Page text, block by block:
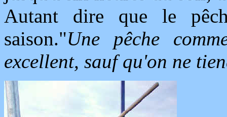
Autant dire que le
saison."Une pêche
excellent, sauf qu'on ne